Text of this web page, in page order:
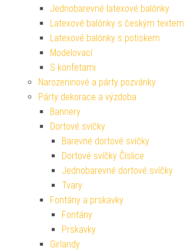
Jednobarevné latexové balónky
Latexové balónky s českým textem
Latexové balónky s potiskem
Modelovací
S konfetami
Narozeninové a párty pozvánky
Párty dekorace a výzdoba
Bannery
Dortové svíčky
Barevné dortové svíčky
Dortové svíčky Číslice
Jednobarevné dortové svíčky
Tvary
Fontány a prskavky
Fontány
Prskavky
Girlandy